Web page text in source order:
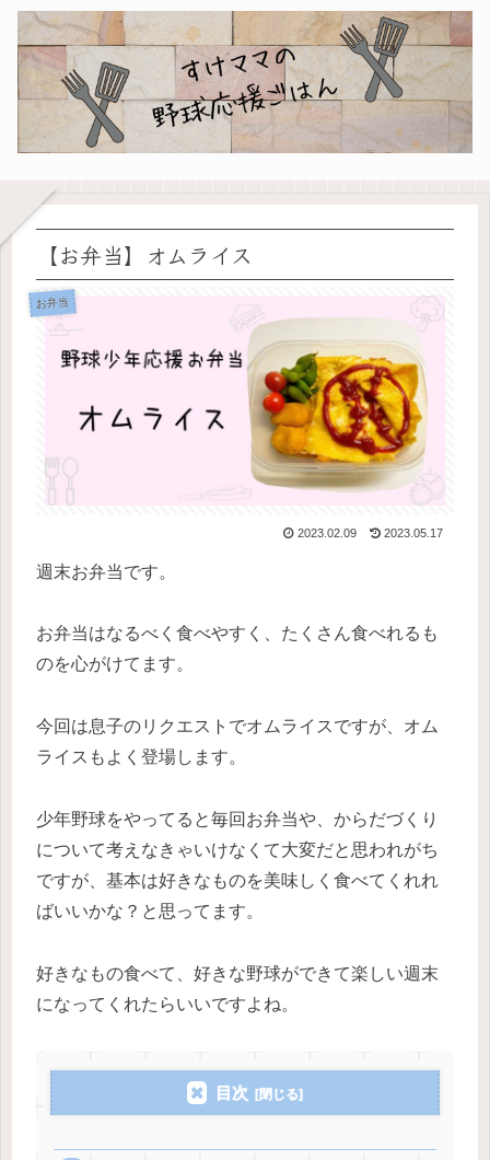
【お弁当】オムライス
お弁当
2023.02.09 2023.05.17
週末お弁当です。
お弁当はなるべく食べやすく、たくさん食べれるも
のを心がけてます。
今回は息子のリクエストでオムライスですが、オム
ライスもよく登場します。
少年野球をやってると毎回お弁当や、からだづくり
について考えなきゃいけなくて大変だと思われがち
ですが、基本は好きなものを美味しく食べてくれれ
ばいいかな？と思ってます。
好きなもの食べて、好きな野球ができて楽しい週末
になってくれたらいいですよね。
目次